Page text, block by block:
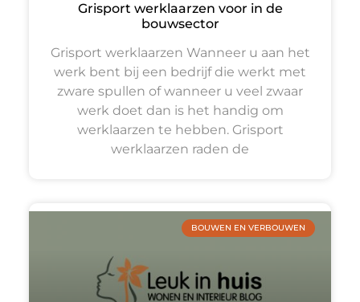
Grisport werklaarzen voor in de
bouwsector
Grisport werklaarzen Wanneer u aan het
werk bent bij een bedrijf die werkt met
zware spullen of wanneer u veel zwaar
werk doet dan is het handig om
werklaarzen te hebben. Grisport
werklaarzen raden de
BOUWEN EN VERBOUWEN